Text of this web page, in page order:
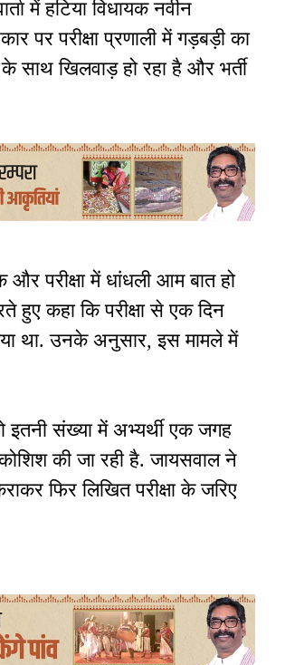
में हटिया विधायक नवीन
पर परीक्षा प्रणाली में गड़बड़ी का
साथ खिलवाड़ हो रहा है और भर्ती
परीक्षा में धांधली आम बात हो
हुए कहा कि परीक्षा से एक दिन
था. उनके अनुसार, इस मामले में
इतनी संख्या में अभ्यर्थी एक जगह
की जा रही है. जायसवाल ने
फिर लिखित परीक्षा के जरिए